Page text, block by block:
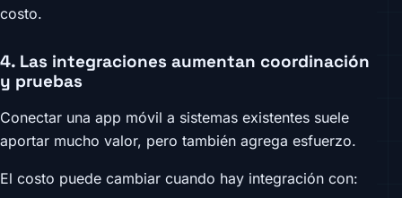
costo.
4. Las integraciones aumentan coordinación
y pruebas
Conectar una app móvil a sistemas existentes suele
aportar mucho valor, pero también agrega esfuerzo.
El costo puede cambiar cuando hay integración con: